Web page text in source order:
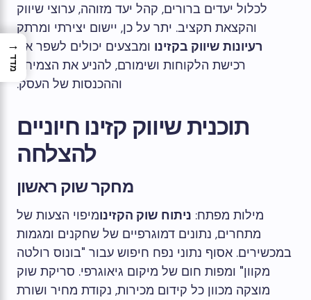
לכלול יעדים ברורים, קהל יעד מזוהה, ערוצי שיווק
והקצאת תקציב. יתר על כן, יישום יצירתי ומרתק
רעיונות שיווק בקזינו ומבצעים יכולים לשפר את
רכישת הלקוחות ושימורם, להניע את הצמיחה
וההכנסות של העסק.
תוכנית שיווק קזינו חיוניים
להצלחה
מחקר שוק ראשון
מילות מפתח: ניתוח שוק הקזינומיפוי הצעות של
מתחרים, נתונים דמוגרפיים של שחקנים ומגמות
במכשירים. אסוף נתוני נפח חיפוש עבור "בונוס רולטה
מקוון" ומפות חום של מיקום גיאוגרפי. סריקת שוק
מוצקה מכוון כל קידום מכירות, נקודת מחיר ושורת
→
מדד